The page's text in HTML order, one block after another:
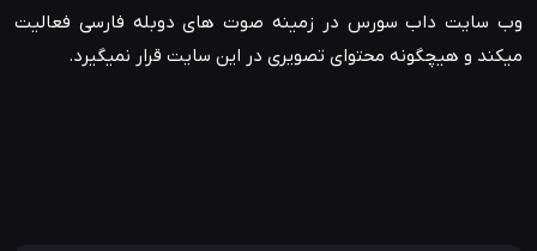
وب سایت داب سورس در زمینه صوت های دوبله فارسی فعالیت
میکند و هیچگونه محتوای تصویری در این سایت قرار نمیگیرد.